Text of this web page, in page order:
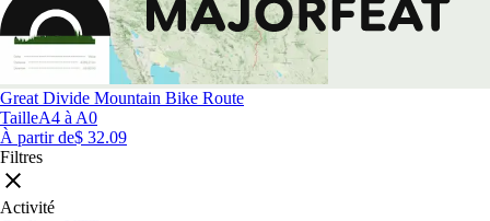
Great Divide Mountain Bike Route
TailleA4 à A0
À partir de$ 32.09
Filtres
Activité